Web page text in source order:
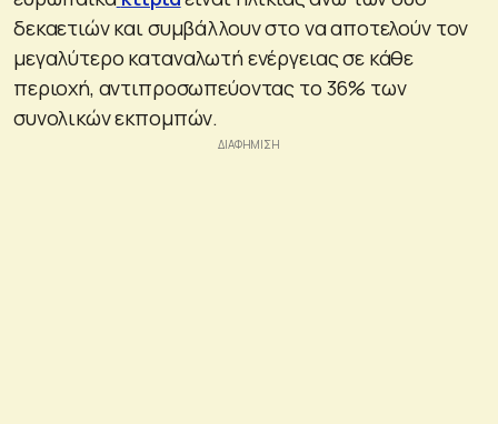
δεκαετιών και συμβάλλουν στο να αποτελούν τον
μεγαλύτερο καταναλωτή ενέργειας σε κάθε
περιοχή, αντιπροσωπεύοντας το 36% των
συνολικών εκπομπών.